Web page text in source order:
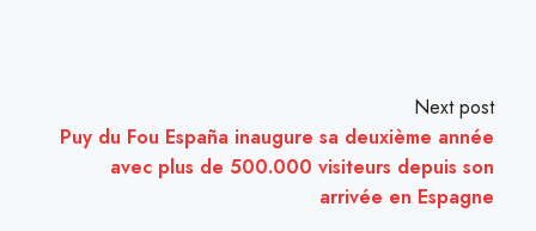
Next post
Puy du Fou España inaugure sa deuxième année
avec plus de 500.000 visiteurs depuis son
arrivée en Espagne